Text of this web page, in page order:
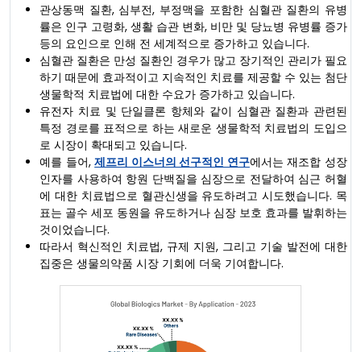
관상동맥 질환, 심부전, 부정맥을 포함한 심혈관 질환의 유병
률은 인구 고령화, 생활 습관 변화, 비만 및 당뇨병 유병률 증가
등의 요인으로 인해 전 세계적으로 증가하고 있습니다.
심혈관 질환은 만성 질환인 경우가 많고 장기적인 관리가 필요
하기 때문에 효과적이고 지속적인 치료를 제공할 수 있는 첨단
생물학적 치료법에 대한 수요가 증가하고 있습니다.
유전자 치료 및 단일클론 항체와 같이 심혈관 질환과 관련된
특정 경로를 표적으로 하는 새로운 생물학적 치료법의 도입으
로 시장이 확대되고 있습니다.
예를 들어,제프리 이스너의 선구적인 연구에서는 재조합 성장
인자를 사용하여 항원 단백질을 심장으로 전달하여 심근 허혈
에 대한 치료법으로 혈관신생을 유도하려고 시도했습니다. 목
표는 골수 세포 동원을 유도하거나 심장 보호 효과를 발휘하는
것이었습니다.
따라서 혁신적인 치료법, 규제 지원, 그리고 기술 발전에 대한
집중은 생물의약품 시장 기회에 더욱 기여합니다.